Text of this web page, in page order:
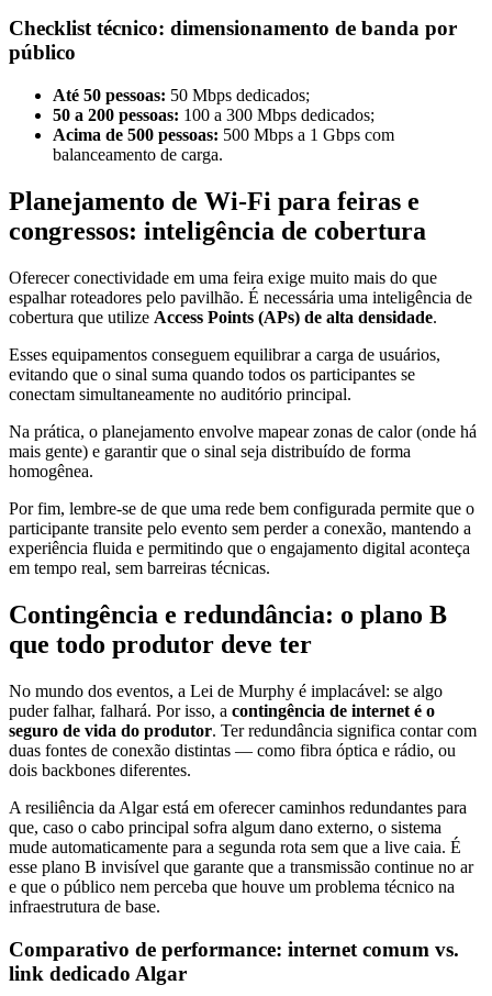
Checklist técnico: dimensionamento de banda por
público
Até 50 pessoas: 50 Mbps dedicados;
50 a 200 pessoas: 100 a 300 Mbps dedicados;
Acima de 500 pessoas: 500 Mbps a 1 Gbps com
balanceamento de carga.
Planejamento de Wi-Fi para feiras e
congressos: inteligência de cobertura
Oferecer conectividade em uma feira exige muito mais do que
espalhar roteadores pelo pavilhão. É necessária uma inteligência de
cobertura que utilize Access Points (APs) de alta densidade.
Esses equipamentos conseguem equilibrar a carga de usuários,
evitando que o sinal suma quando todos os participantes se
conectam simultaneamente no auditório principal.
Na prática, o planejamento envolve mapear zonas de calor (onde há
mais gente) e garantir que o sinal seja distribuído de forma
homogênea.
Por fim, lembre-se de que uma rede bem configurada permite que o
participante transite pelo evento sem perder a conexão, mantendo a
experiência fluida e permitindo que o engajamento digital aconteça
em tempo real, sem barreiras técnicas.
Contingência e redundância: o plano B
que todo produtor deve ter
No mundo dos eventos, a Lei de Murphy é implacável: se algo
puder falhar, falhará. Por isso, a contingência de internet é o
seguro de vida do produtor. Ter redundância significa contar com
duas fontes de conexão distintas — como fibra óptica e rádio, ou
dois backbones diferentes.
A resiliência da Algar está em oferecer caminhos redundantes para
que, caso o cabo principal sofra algum dano externo, o sistema
mude automaticamente para a segunda rota sem que a live caia. É
esse plano B invisível que garante que a transmissão continue no ar
e que o público nem perceba que houve um problema técnico na
infraestrutura de base.
Comparativo de performance: internet comum vs.
link dedicado Algar